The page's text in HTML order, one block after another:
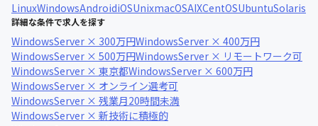
LinuxWindowsAndroidiOSUnixmacOSAIXCentOSUbuntuSolaris
詳細な条件で求人を探す
WindowsServer × 300万円WindowsServer × 400万円
WindowsServer × 500万円WindowsServer × リモートワーク可
WindowsServer × 東京都WindowsServer × 600万円
WindowsServer × オンライン選考可
WindowsServer × 残業月20時間未満
WindowsServer × 新技術に積極的